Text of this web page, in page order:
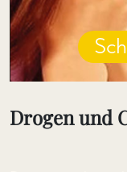
Drogen und